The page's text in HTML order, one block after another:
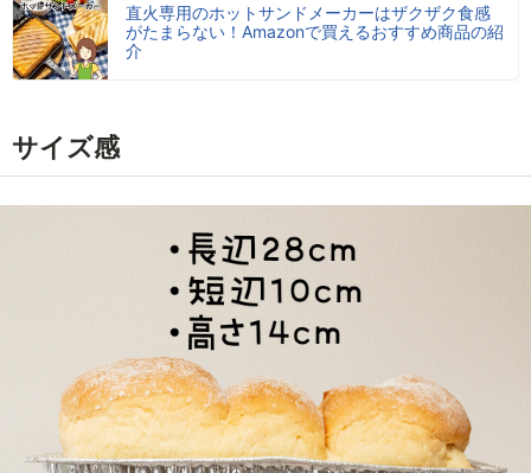
直火専用のホットサンドメーカーはザクザク食感
がたまらない！Amazonで買えるおすすめ商品の紹
介
サイズ感